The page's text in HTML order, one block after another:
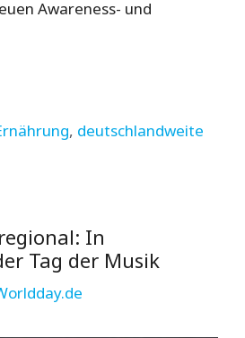
Awareness- und
, deutschlandweite
In
Tag der Musik